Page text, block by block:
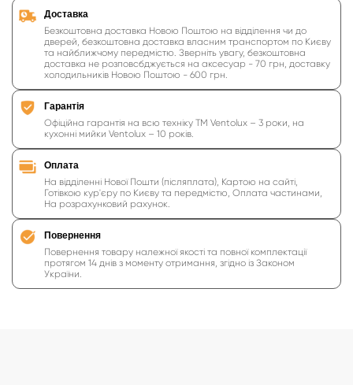
Доставка
Безкоштовна доставка Новою Поштою на відділення чи до
дверей, безкоштовна доставка власним транспортом по Києву
та найближчому передмістю. Зверніть увагу, безкоштовна
доставка не розповсбджується на аксесуар - 70 грн, доставку
холодильників Новою Поштою - 600 грн.
Гарантія
Офіційна гарантія на всю техніку ТМ Ventolux – 3 роки, на
кухонні мийки Ventolux – 10 років.
Оплата
На відділенні Нової Пошти (післяплата), Картою на сайті,
Готівкою кур'єру по Києву та передмістю, Оплата частинами,
На розрахунковий рахунок.
Повернення
Повернення товару належної якості та повної комплектації
протягом 14 днів з моменту отримання, згідно із Законом
України.